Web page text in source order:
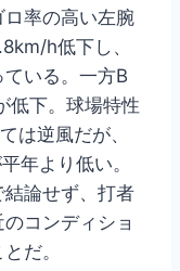
ロ率の高い左腕
h低下し、
いる。一方B
低下。球場特性
は逆風だが、
年より低い。
論せず、打者
コンディショ
だ。